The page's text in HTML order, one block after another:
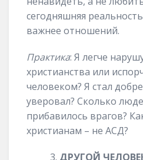
сегодняшняя
важнее отношений.
Практика: Я легче
христианства или
человеком? Я стал
уверовал? Сколько
прибавилось врагов?
христианам – не АСД?
ДРУГОЙ